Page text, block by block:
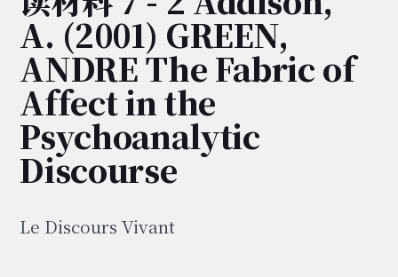
A. (2001) GREEN,
ANDRE The Fabric of
Affect in the
Psychoanalytic
Discourse
Le Discours Vivant